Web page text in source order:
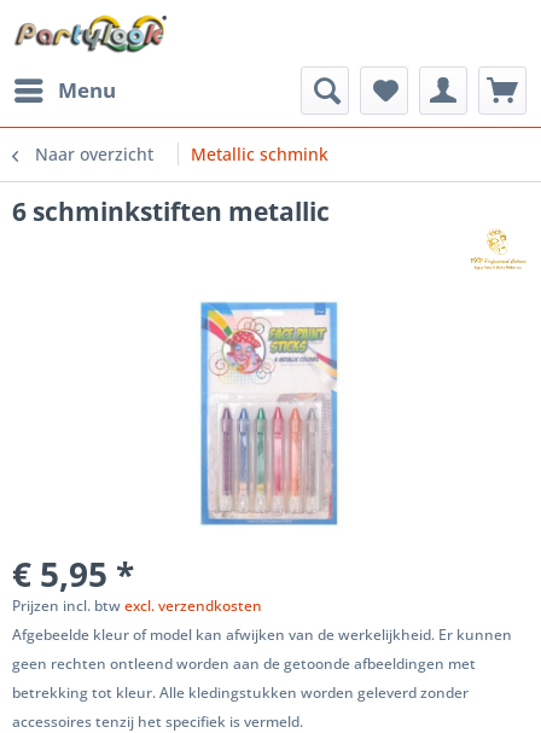
Menu
Naar overzicht Metallic schmink
6 schminkstiften metallic
€ 5,95 *
Prijzen incl. btwexcl. verzendkosten
Afgebeelde kleur of model kan afwijken van de werkelijkheid. Er kunnen
geen rechten ontleend worden aan de getoonde afbeeldingen met
betrekking tot kleur. Alle kledingstukken worden geleverd zonder
accessoires tenzij het specifiek is vermeld.